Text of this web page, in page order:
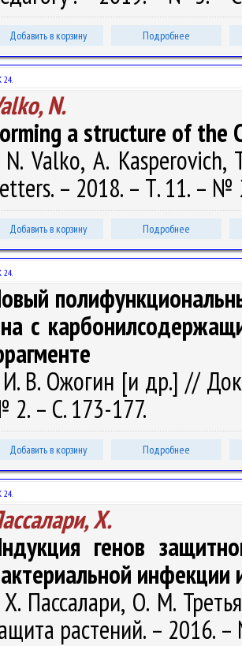
Добавить в корзину Подробнее
24.
N.
a structure of the
Valko, A.
– 2018. – Т. 11. – №
Добавить в корзину Подробнее
24.
с
В. Ожогин [и др.] //
2. – С. 173-177.
Добавить в корзину Подробнее
24.
Х.
генов
инфекции
Пассалари, О. М.
растений. – 2016.